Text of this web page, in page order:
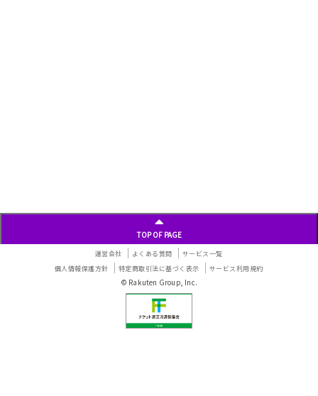
TOP OF PAGE
運営会社 よくある質問
サービス一覧
個人情報保護方針
特定商取引法に基づく表示 サービス利用規約
© Rakuten Group, Inc.